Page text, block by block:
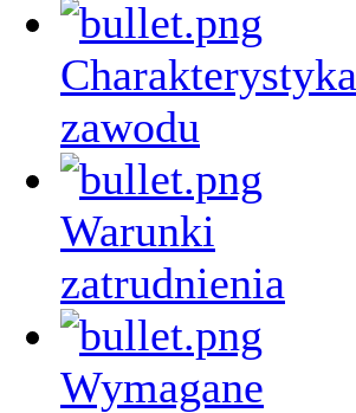
Charakterystyka
zawodu
Warunki
zatrudnienia
Wymagane